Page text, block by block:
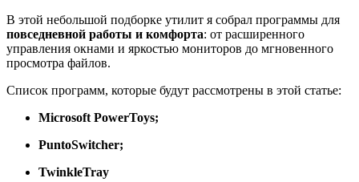
В этой небольшой подборке утилит я собрал программы для
повседневной работы и комфорта: от расширенного
управления окнами и яркостью мониторов до мгновенного
просмотра файлов.
Список программ, которые будут рассмотрены в этой статье:
Microsoft PowerToys;
PuntoSwitcher;
TwinkleTray